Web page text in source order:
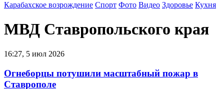
Карабахское возрождение Спорт Фото Видео Здоровье Кухня
МВД Ставропольского края
16:27, 5 июл 2026
Огнеборцы потушили масштабный пожар в
Ставрополе